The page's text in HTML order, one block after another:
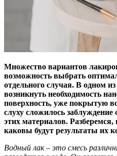
Множество вариантов
возможность выбрать
отдельного случая. В одном
возникнуть необходимость
поверхность, уже покрытую
слуху сложилось
этих материалов. Разберемся,
каковы будут результаты их
Водный лак – это смесь